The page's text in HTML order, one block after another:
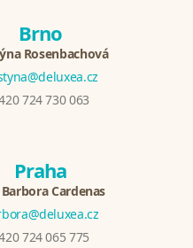
Brno
Rosenbachová
724 730 063
Praha
Cardenas
724 065 775